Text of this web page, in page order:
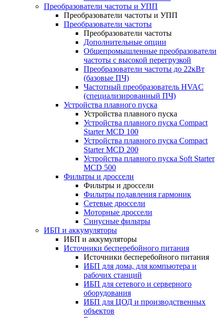
Преобразователи частоты и УПП
Преобразователи частоты и УПП
Преобразователи частоты
Преобразователи частоты
Дополнительные опции
Общепромышленные преобразователи
частоты с высокой перегрузкой
Преобразователи частоты до 22кВт
(базовые ПЧ)
Частотный преобразователь HVAC
(специализированный ПЧ)
Устройства плавного пуска
Устройства плавного пуска
Устройства плавного пуска Compact
Starter MCD 100
Устройства плавного пуска Compact
Starter MCD 200
Устройства плавного пуска Soft Starter
MCD 500
Фильтры и дроссели
Фильтры и дроссели
Фильтры подавления гармоник
Сетевые дроссели
Моторные дроссели
Синусные фильтры
ИБП и аккумуляторы
ИБП и аккумуляторы
Источники бесперебойного питания
Источники бесперебойного питания
ИБП для дома, для компьютера и
рабочих станций
ИБП для сетевого и серверного
оборудования
ИБП для ЦОД и производственных
объектов